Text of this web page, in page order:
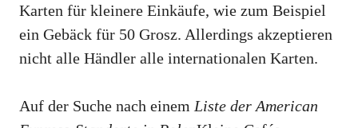
Karten für kleinere Einkäufe, wie zum Beispiel
ein Gebäck für 50 Grosz. Allerdings akzeptieren
nicht alle Händler alle internationalen Karten.
Auf der Suche nach einem Liste der American